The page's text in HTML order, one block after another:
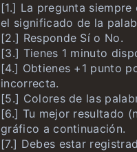
Gran ecuación
[1.] La pregunta
el significado de la
[2.] Responde Sí o No.
[3.] Tienes 1 minuto
[4.] Obtienes +1 punto
incorrecta.
[5.] Colores de las
[6.] Tu mejor resultado
gráfico a continuación.
[7.] Debes estar